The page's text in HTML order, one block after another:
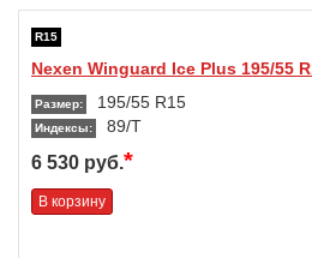
R15
Nexen Winguard Ice Plus 195/55
Размер: 195/55 R15
Индексы: 89/T
6 530 руб.*
В корзину